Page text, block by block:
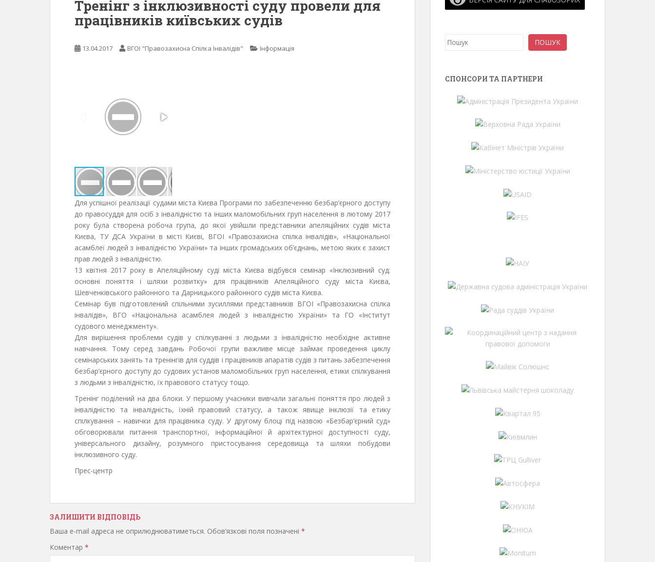
Тренінг з інклюзивності суду провели для
працівників київських судів
13.04.2017 ВГОІ "Правозахисна Спілка Інвалідів" Інформація
Для успішної реалізації судами міста Києва Програми по забезпеченню безбар’єрного доступу
до правосуддя для осіб з інвалідністю та інших маломобільних груп населення в лютому 2017
року була створена робоча група, до якої увійшли представники апеляційних судів міста
Києва, ТУ ДСА України в місті Києві, ВГОІ «Правозахисна спілка інвалідів», «Національної
асамблеї людей з інвалідністю України» та інших громадських об’єднань, метою яких є захист
прав людей з інвалідністю.
13 квітня 2017 року в Апеляційному суді міста Києва відбувся семінар «Інклюзивний суд:
основні поняття і шляхи розвитку» для працівників Апеляційного суду міста Києва,
Шевченківського районного та Дарницького районного судів міста Києва.
Семінар був підготовлений спільними зусиллями представників ВГОІ «Правозахисна спілка
інвалідів», ВГО «Національна асамблея людей з інвалідністю України» та ГО «Інститут
судового менеджменту».
Для вирішення проблеми судів у спілкуванні з людьми з інвалідністю необхідне активне
навчання. Тому серед завдань Робочої групи важливе місце займає проведення циклу
семінарських занять та тренінгів для суддів і працівників апаратів судів з питань забезпечення
безбар’єрного доступу до судових установ маломобільних груп населення, етики спілкування
з людьми з інвалідністю, їх правового статусу тощо.
Тренінг поділений на два блоки. У першому учасники вивчали загальні поняття про людей з
інвалідністю та інвалідність, їхній правовий статусу, а також явище інклюзії та етику
спілкування – навички для працівника суду. У другому блоці під назвою «Безбар’єрний суд»
обговорювали питання транспортної, інформаційної й архітектурної доступності суду,
універсального дизайну, розумного пристосування середовища та шляхи побудови
інклюзивного суду.
Прес-центр
ЗАЛИШИТИ ВІДПОВІДЬ
Ваша e-mail адреса не оприлюднюватиметься. Обов’язкові поля позначені *
Коментар *
Пошук ПОШУК
СПОНСОРИ ТА ПАРТНЕРИ